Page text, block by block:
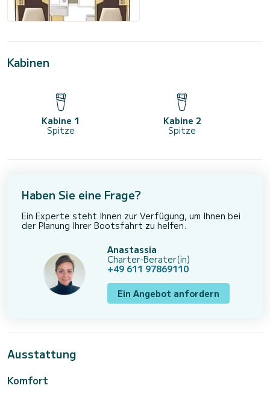
Kabinen
Kabine 1
Spitze
Kabine 2
Spitze
Haben Sie eine Frage?
Ein Experte steht Ihnen zur Verfügung, um Ihnen bei
der Planung Ihrer Bootsfahrt zu helfen.
Anastassia
Charter-Berater(in)
+49 611 97869110
Ein Angebot anfordern
Ausstattung
Komfort